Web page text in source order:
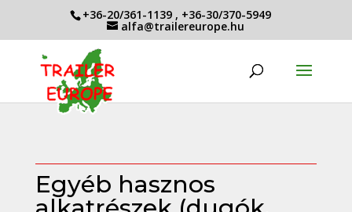
+36-20/361-1139 , +36-30/370-5949
alfa@trailereurope.hu
Egyéb hasznos